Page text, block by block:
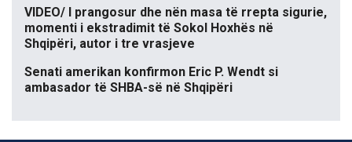
VIDEO/ I prangosur dhe nën masa të rrepta sigurie,
momenti i ekstradimit të Sokol Hoxhës në
Shqipëri, autor i tre vrasjeve
Senati amerikan konfirmon Eric P. Wendt si
ambasador të SHBA-së në Shqipëri